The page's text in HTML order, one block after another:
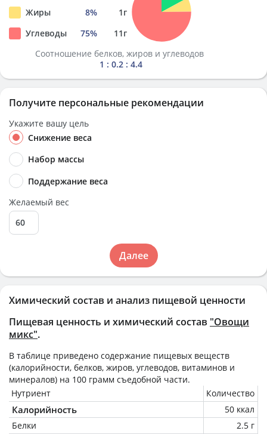
Химический состав и анализ пищевой ценности
Пищевая ценность и химический состав "Овощи
микс".
В таблице приведено содержание пищевых веществ
(калорийности, белков, жиров, углеводов, витаминов и
минералов) на 100 грамм съедобной части.
Нутриент
Количество
Калорийность
50 ккал
Белки
2.5 г
Жиры
8% 1г
Углеводы
75% 11г
Соотношение белков, жиров и углеводов
1 : 0.2 : 4.4
Получите персональные рекомендации
Укажите вашу цель
Снижение веса
Набор массы
Поддержание веса
Желаемый вес
Далее